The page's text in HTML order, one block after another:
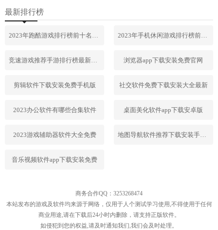
最新排行榜
2023年跑酷游戏排行榜前十名合集 2023年手机休闲游戏排行榜前十名
竞速游戏推荐手游排行榜最新2023 浏览器app下载安装免费官网
剪辑软件下载安装免费手机版 社交软件免费下载安装大全最新
2023办公软件有哪些合集软件 桌面美化软件app下载安卓版
2023游戏辅助器软件大全免费 地图导航软件推荐下载安装手机版
音乐视频软件app下载安装免费
商务合作QQ：3253268474
本站发布的游戏及软件均来源于网络，仅用于人个测试学习使用,不得使用于任何
商业用途,请在下载后24小时内删除，请支持正版软件。
如侵犯到您的权益,请及时通知我们,我们会及时处理。